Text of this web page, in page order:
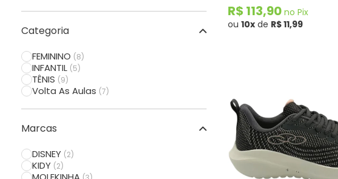
30
31(4)
(3)
34(1)
35(1)
Categoria
FEMININO (8)
INFANTIL (5)
TÊNIS (9)
Volta As Aulas (7)
Marcas
DISNEY (2)
KIDY (2)
R$ 113,90 no Pix
ou 10xde R$ 11,99